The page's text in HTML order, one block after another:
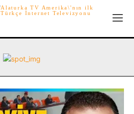
Alaturka TV Amerika\'nın ilk
Türkçe İnternet Televizyonu